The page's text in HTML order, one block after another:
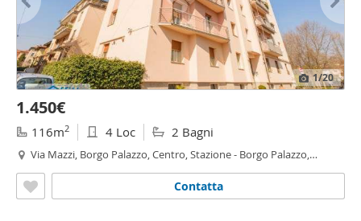
1/20
1.450€
116m2 4 Loc 2 Bagni
Via Mazzi, Borgo Palazzo, Centro, Stazione - Borgo Palazzo,
Contatta